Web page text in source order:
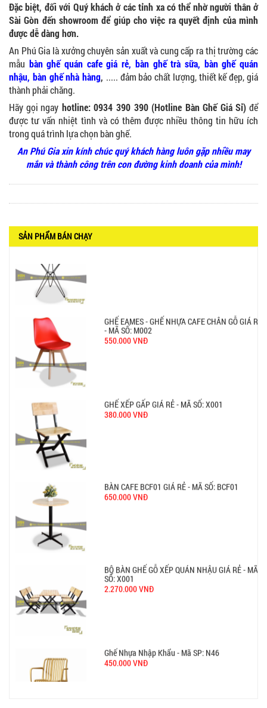
Đặc biệt, đối với Quý khách ở các tỉnh xa có thể nhờ người thân ở
Sài Gòn đến showroom để giúp cho việc ra quyết định của mình
được dễ dàng hơn.
An Phú Gia là xưởng chuyên sản xuất và cung cấp ra thị trường các
mẫu bàn ghế quán cafe giá rẻ, bàn ghế trà sữa, bàn ghế quán
nhậu, bàn ghế nhà hàng, ..... đảm bảo chất lượng, thiết kế đẹp, giá
thành phải chăng.
Hãy gọi ngay hotline: 0934 390 390 (Hotline Bàn Ghế Giá Sỉ) để
được tư vấn nhiệt tình và có thêm được nhiều thông tin hữu ích
trong quá trình lựa chọn bàn ghế.
An Phú Gia xin kính chúc quý khách hàng luôn gặp nhiều may
mắn và thành công trên con đường kinh doanh của mình!
SẢN PHẨM BÁN CHẠY
Ghế Nhựa Nhập Khẩu - Mã SP: N46
450.000 VNĐ
Ghế Ăn nhập khẩu ELLA - Mã SP: GNK05
Liên hệ
BCF SX
GHẾ EAMES - GHẾ NHỰA CAFE CHÂN GỖ GIÁ RẺ
- MÃ SỐ: M002
550.000 VNĐ
GHẾ XẾP GẤP GIÁ RẺ - MÃ SỐ: X001
380.000 VNĐ
BÀN CAFE BCF01 GIÁ RẺ - MÃ SỐ: BCF01
650.000 VNĐ
BỘ BÀN GHẾ GỖ XẾP QUÁN NHẬU GIÁ RẺ - MÃ
SỐ: X001
2.270.000 VNĐ
Ghế Nhựa Nhập Khẩu - Mã SP: N46
450.000 VNĐ